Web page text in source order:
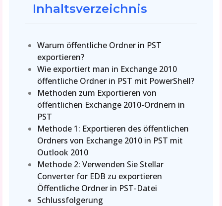
Inhaltsverzeichnis
Warum öffentliche Ordner in PST
exportieren?
Wie exportiert man in Exchange 2010
öffentliche Ordner in PST mit PowerShell?
Methoden zum Exportieren von
öffentlichen Exchange 2010-Ordnern in
PST
Methode 1: Exportieren des öffentlichen
Ordners von Exchange 2010 in PST mit
Outlook 2010
Methode 2: Verwenden Sie Stellar
Converter for EDB zu exportieren
Öffentliche Ordner in PST-Datei
Schlussfolgerung